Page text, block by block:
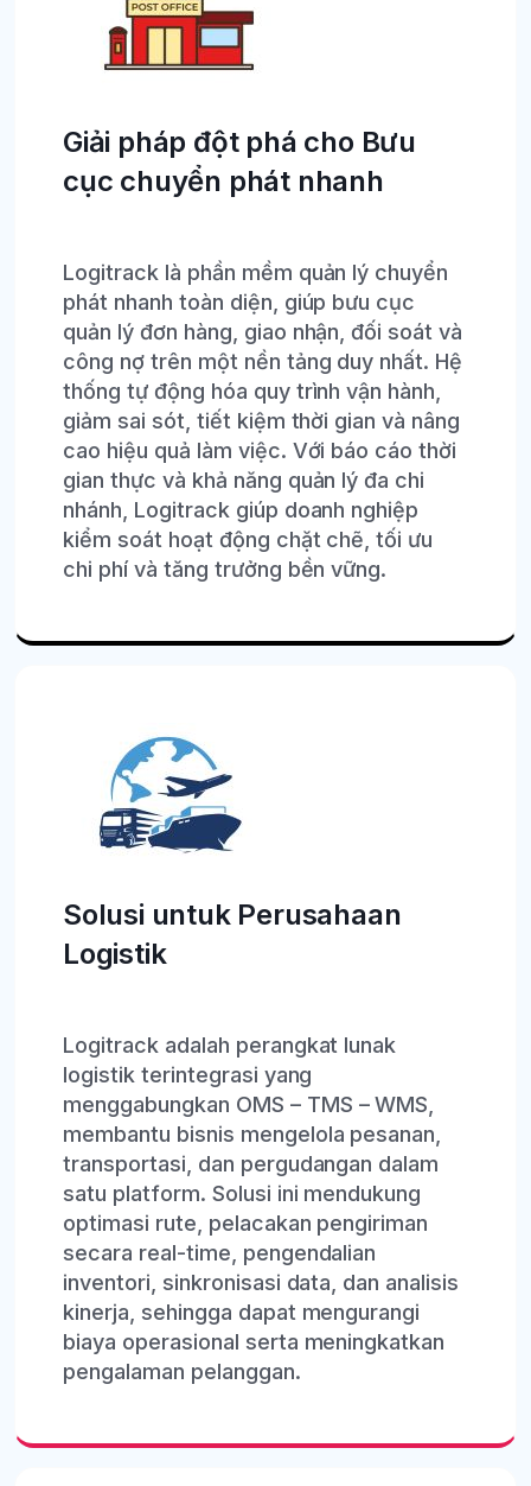
Giải pháp đột phá cho Bưu
cục chuyển phát nhanh
Logitrack là phần mềm quản lý chuyển
phát nhanh toàn diện, giúp bưu cục
quản lý đơn hàng, giao nhận, đối soát và
công nợ trên một nền tảng duy nhất. Hệ
thống tự động hóa quy trình vận hành,
giảm sai sót, tiết kiệm thời gian và nâng
cao hiệu quả làm việc. Với báo cáo thời
gian thực và khả năng quản lý đa chi
nhánh, Logitrack giúp doanh nghiệp
kiểm soát hoạt động chặt chẽ, tối ưu
chi phí và tăng trưởng bền vững.
Solusi untuk Perusahaan
Logistik
Logitrack adalah perangkat lunak
logistik terintegrasi yang
menggabungkan OMS – TMS – WMS,
membantu bisnis mengelola pesanan,
transportasi, dan pergudangan dalam
satu platform. Solusi ini mendukung
optimasi rute, pelacakan pengiriman
secara real-time, pengendalian
inventori, sinkronisasi data, dan analisis
kinerja, sehingga dapat mengurangi
biaya operasional serta meningkatkan
pengalaman pelanggan.